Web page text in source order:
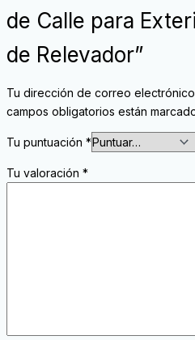
de Calle para
de Relevador”
Tu dirección de correo
campos obligatorios están
Tu puntuación *
Tu valoración *